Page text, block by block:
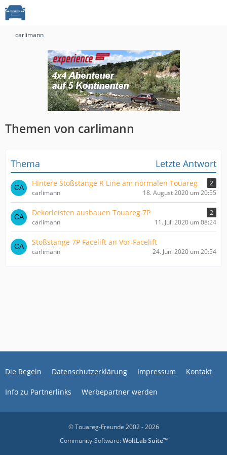
carlimann
Themen von carlimann
Thema Letzte Antwort
Hintere Stoßstange R Line am normalen Touareg
2
carlimann
18. August 2020 um 20:55
Dekorleisten ausbauen Touareg 7P
2
carlimann
11. Juli 2020 um 08:24
Stoßstange 7P Facelift an Vor-Facelift
carlimann 24. Juni 2020 um 20:54
Die Regeln Datenschutzerklärung Impressum Kontakt
Info zu Partnerlinks Werbepartner werden
© Touareg-Freunde 2002 - 2026
Community-Software:WoltLab Suite™